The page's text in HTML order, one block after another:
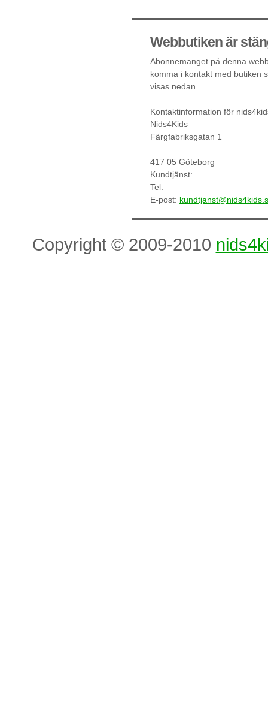
Webbutiken är
Abonnemanget på denna
komma i kontakt med butiken
visas nedan.
Kontaktinformation för
Nids4Kids
Färgfabriksgatan 1
417 05 Göteborg
Kundtjänst:
Tel:
E-post:
Copyright © 2009-2010